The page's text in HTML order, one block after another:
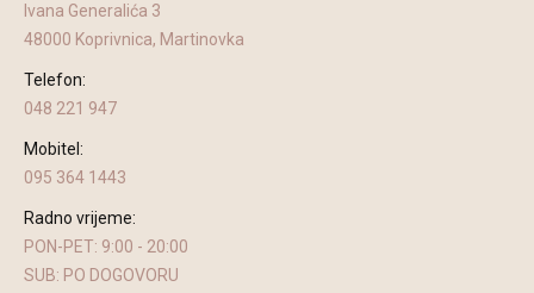
Ivana Generalića 3
48000 Koprivnica, Martinovka
Telefon:
048 221 947
Mobitel:
095 364 1443
Radno vrijeme:
PON-PET: 9:00 - 20:00
SUB: PO DOGOVORU